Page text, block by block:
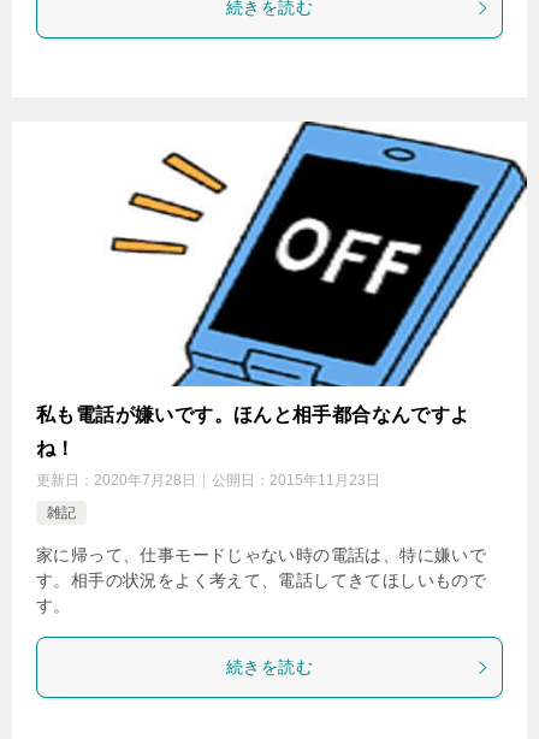
続きを読む
私も電話が嫌いです。ほんと相手都合なんですよ
ね！
更新日： 2020年7月28日 公開日： 2015年11月23日
雑記
家に帰って、仕事モードじゃない時の電話は、特に嫌いで
す。相手の状況をよく考えて、電話してきてほしいもので
す。
続きを読む